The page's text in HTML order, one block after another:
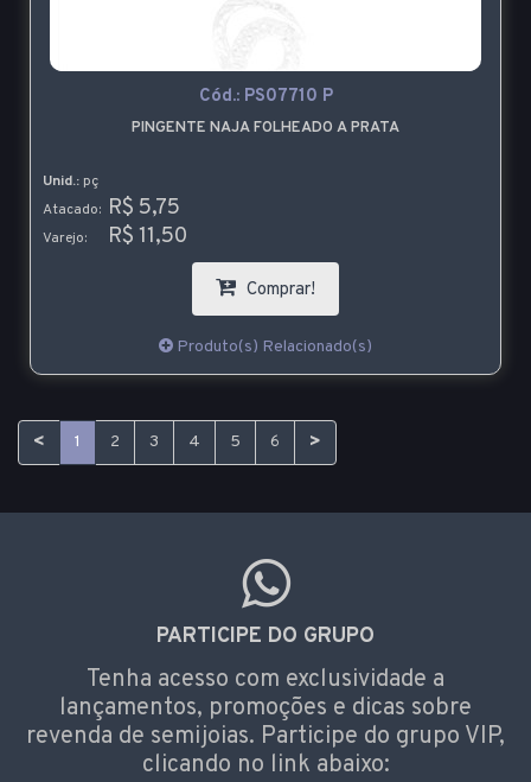
Cód.: PS07710 P
PINGENTE NAJA FOLHEADO A PRATA
Unid.: pç
Atacado: R$ 5,75
Varejo: R$ 11,50
Comprar!
Produto(s) Relacionado(s)
< 1 2 3 4 5 6 >
PARTICIPE DO GRUPO
Tenha acesso com exclusividade a
lançamentos, promoções e dicas sobre
revenda de semijoias. Participe do grupo VIP,
clicando no link abaixo: